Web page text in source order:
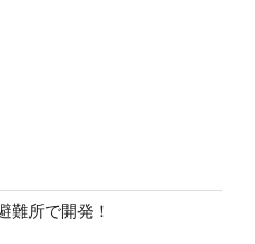
難所で開発！